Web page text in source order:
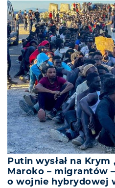
Putin wysłał na Krym
Maroko – migrantów
o wojnie hybrydowej